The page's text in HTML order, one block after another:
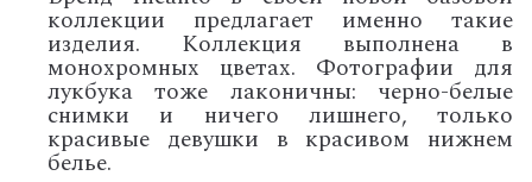
коллекции предлагает именно такие
изделия. Коллекция выполнена в
монохромных цветах. Фотографии для
лукбука тоже лаконичны: черно-белые
снимки и ничего лишнего, только
красивые девушки в красивом нижнем
белье.